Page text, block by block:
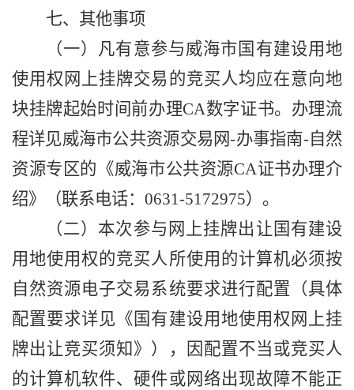
七、其他事项
（一）凡有意参与威海市国有建设用地
使用权网上挂牌交易的竞买人均应在意向地
块挂牌起始时间前办理CA数字证书。办理流
程详见威海市公共资源交易网-办事指南-自然
资源专区的《威海市公共资源CA证书办理介
绍》（联系电话：0631-5172975）。
（二）本次参与网上挂牌出让国有建设
用地使用权的竞买人所使用的计算机必须按
自然资源电子交易系统要求进行配置（具体
配置要求详见《国有建设用地使用权网上挂
牌出让竞买须知》），因配置不当或竞买人
的计算机软件、硬件或网络出现故障不能正